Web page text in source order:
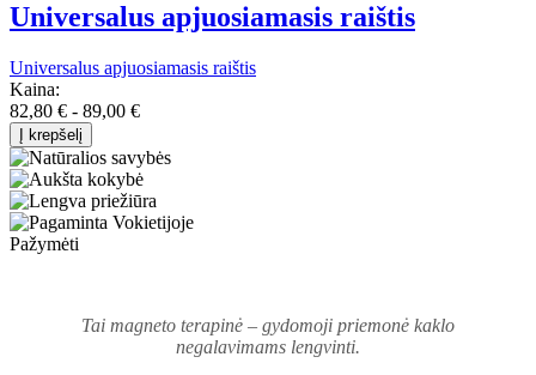
Universalus apjuosiamasis raištis
Universalus apjuosiamasis raištis
Kaina:
82,80 € - 89,00 €
Į krepšelį
Pažymėti
Tai magneto terapinė – gydomoji priemonė kaklo
negalavimams lengvinti.